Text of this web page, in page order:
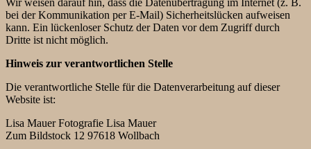
Wir weisen darauf hin, dass die Datenübertragung im Internet (z. B.
bei der Kommunikation per E-Mail) Sicherheitslücken aufweisen
kann. Ein lückenloser Schutz der Daten vor dem Zugriff durch
Dritte ist nicht möglich.
Hinweis zur verantwortlichen Stelle
Die verantwortliche Stelle für die Datenverarbeitung auf dieser
Website ist:
Lisa Mauer Fotografie Lisa Mauer
Zum Bildstock 12 97618 Wollbach